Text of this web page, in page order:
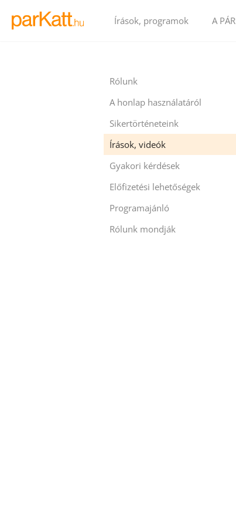
Írások, programok A
Rólunk
A honlap használatáról
Sikertörténeteink
Írások, videók
Gyakori kérdések
Előfizetési lehetőségek
Programajánló
Rólunk mondják